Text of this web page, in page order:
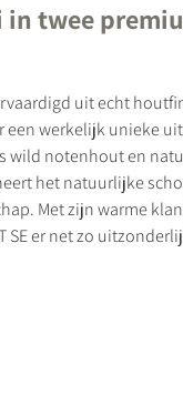
twee
uit echt
een werkelijk unieke
wild notenhout en
het natuurlijke
Met zijn warme
SE er net zo